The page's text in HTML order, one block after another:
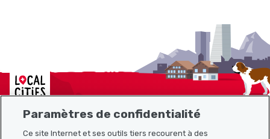
Localcities
Paramètres de confidentialité
Ce site Internet et ses outils tiers recourent à des